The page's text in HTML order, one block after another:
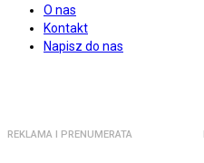
O nas
Kontakt
Napisz do nas
REKLAMA I PRENUMERATA